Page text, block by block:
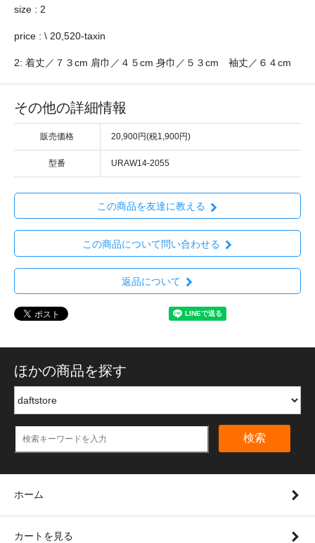
size : 2
price : \ 20,520-taxin
2: 着丈／７３cm 肩巾／４５cm 身巾／５３cm 袖丈／６４cm
その他の詳細情報
販売価格 20,900円(税1,900円)
型番 URAW14-2055
この商品を友達に教える
この商品について問い合わせる
返品について
ほかの商品を探す
検索
ホーム
カートを見る